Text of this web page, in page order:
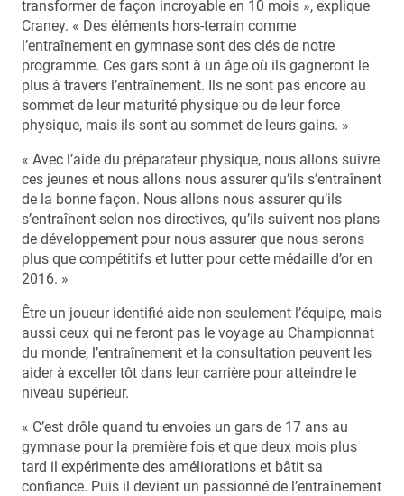
transformer de façon incroyable en 10 mois », explique
Craney. « Des éléments hors-terrain comme
l’entraînement en gymnase sont des clés de notre
programme. Ces gars sont à un âge où ils gagneront le
plus à travers l’entraînement. Ils ne sont pas encore au
sommet de leur maturité physique ou de leur force
physique, mais ils sont au sommet de leurs gains. »
« Avec l’aide du préparateur physique, nous allons suivre
ces jeunes et nous allons nous assurer qu’ils s’entraînent
de la bonne façon. Nous allons nous assurer qu’ils
s’entraînent selon nos directives, qu’ils suivent nos plans
de développement pour nous assurer que nous serons
plus que compétitifs et lutter pour cette médaille d’or en
2016. »
Être un joueur identifié aide non seulement l’équipe, mais
aussi ceux qui ne feront pas le voyage au Championnat
du monde, l’entraînement et la consultation peuvent les
aider à exceller tôt dans leur carrière pour atteindre le
niveau supérieur.
« C’est drôle quand tu envoies un gars de 17 ans au
gymnase pour la première fois et que deux mois plus
tard il expérimente des améliorations et bâtit sa
confiance. Puis il devient un passionné de l’entraînement